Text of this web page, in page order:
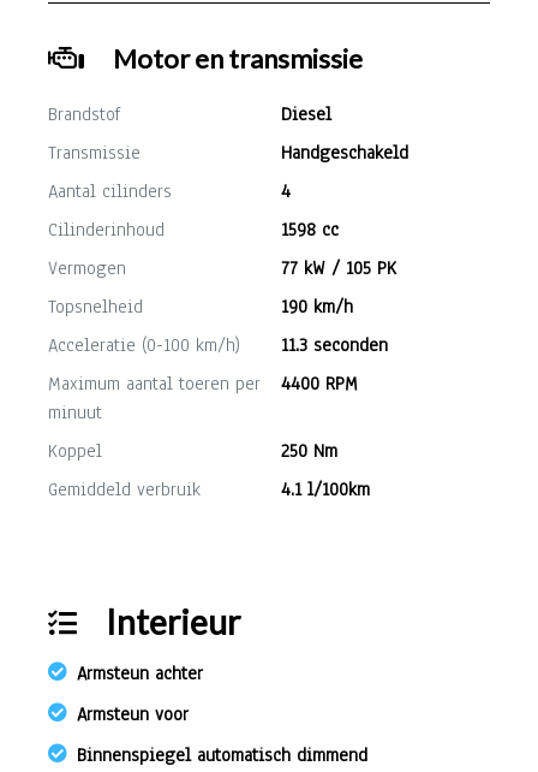
Motor en transmissie
Brandstof
Diesel
Transmissie
Handgeschakeld
Aantal cilinders
4
Cilinderinhoud
1598 cc
Vermogen
77 kW / 105 PK
Topsnelheid
190 km/h
Acceleratie (0-100 km/h)
11.3 seconden
Maximum aantal toeren per
minuut
4400 RPM
Koppel
250 Nm
Gemiddeld verbruik
4.1 l/100km
Interieur
Armsteun achter
Armsteun voor
Binnenspiegel automatisch dimmend